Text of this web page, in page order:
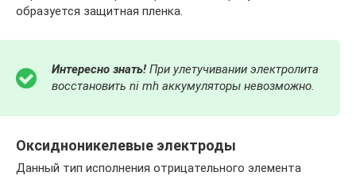
образуется защитная пленка.
Интересно знать! При улетучивании электролита
восстановить ni mh аккумуляторы невозможно.
Оксидноникелевые электроды
Данный тип исполнения отрицательного элемента